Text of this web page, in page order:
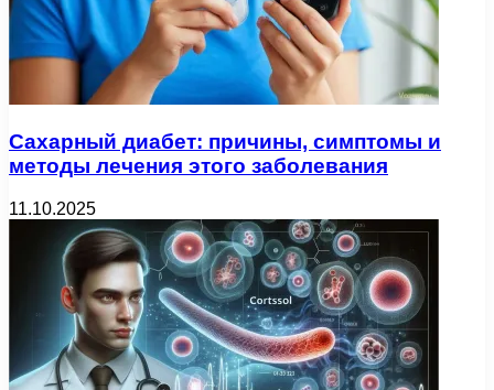
Сахарный диабет: причины, симптомы и
методы лечения этого заболевания
11.10.2025